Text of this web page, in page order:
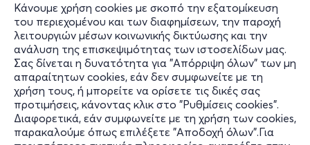
Κάνουμε χρήση cookies με σκοπό την εξατομίκευση
του περιεχομένου και των διαφημίσεων, την παροχή
λειτουργιών μέσων κοινωνικής δικτύωσης και την
ανάλυση της επισκεψιμότητας των ιστοσελίδων μας.
Σας δίνεται η δυνατότητα για "Απόρριψη όλων" των μη
απαραίτητων cookies, εάν δεν συμφωνείτε με τη
χρήση τους, ή μπορείτε να ορίσετε τις δικές σας
προτιμήσεις, κάνοντας κλικ στο "Ρυθμίσεις cookies".
Διαφορετικά, εάν συμφωνείτε με τη χρήση των cookies,
παρακαλούμε όπως επιλέξετε "Αποδοχή όλων".Για